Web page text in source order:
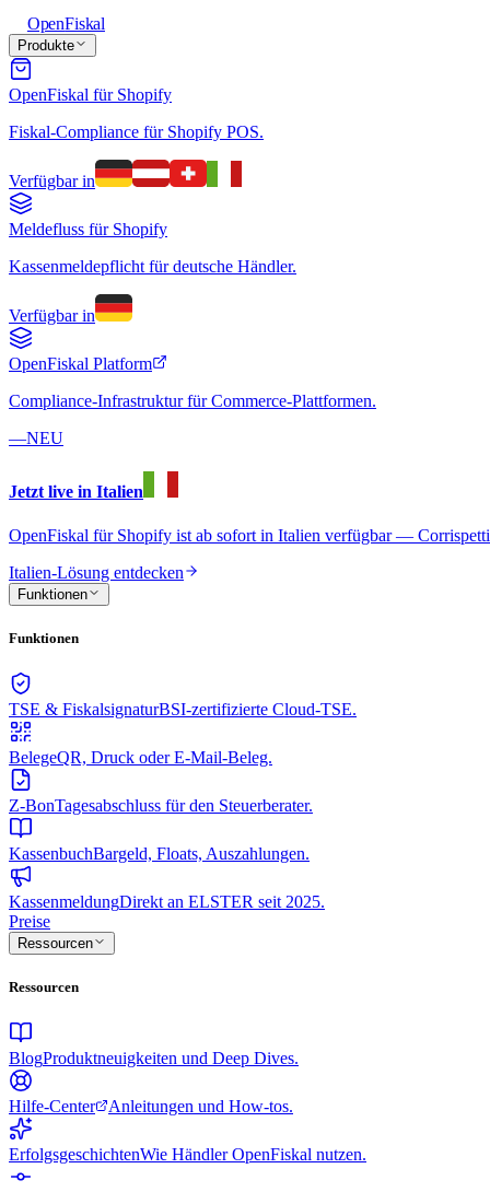
OpenFiskal
Produkte
OpenFiskal für Shopify
Fiskal-Compliance für Shopify POS.
Verfügbar in
Meldefluss für Shopify
Kassenmeldepflicht für deutsche Händler.
Verfügbar in
OpenFiskal Platform
Compliance-Infrastruktur für Commerce-Plattformen.
—NEU
Jetzt live in Italien
OpenFiskal für Shopify ist ab sofort in Italien verfügbar —
Italien-Lösung entdecken
Funktionen
Funktionen
TSE & FiskalsignaturBSI-zertifizierte Cloud-TSE.
BelegeQR, Druck oder E-Mail-Beleg.
Z-BonTagesabschluss für den Steuerberater.
KassenbuchBargeld, Floats, Auszahlungen.
KassenmeldungDirekt an ELSTER seit 2025.
Preise
Ressourcen
Ressourcen
BlogProduktneuigkeiten und Deep Dives.
Hilfe-Center Anleitungen und How-tos.
ErfolgsgeschichtenWie Händler OpenFiskal nutzen.